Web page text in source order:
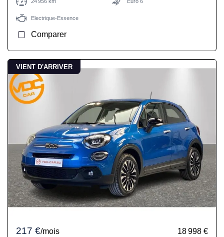
Electrique-Essence
Comparer
VIENT D'ARRIVER
217 €/mois 18 998 €